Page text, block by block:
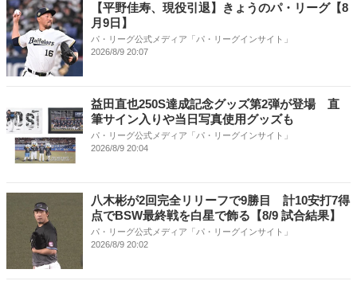
【平野佳寿、現役引退】きょうのパ・リーグ【8
月9日】
パ・リーグ公式メディア「パ・リーグインサイト」
2026/8/9 20:07
益田直也250S達成記念グッズ第2弾が登場 直
筆サイン入りや当日写真使用グッズも
パ・リーグ公式メディア「パ・リーグインサイト」
2026/8/9 20:04
八木彬が2回完全リリーフで9勝目 計10安打7得
点でBSW最終戦を白星で飾る【8/9 試合結果】
パ・リーグ公式メディア「パ・リーグインサイト」
2026/8/9 20:02